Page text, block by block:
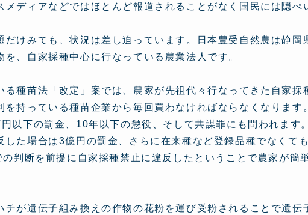
メディアなどではほとんど報道されることがなく国民には隠ぺ
だけみても、状況は差し迫っています。日本豊受自然農は静岡
を、自家採種中心に行なっている農業法人です。
る種苗法「改定」案では、農家が先祖代々行なってきた自家採
を持っている種苗企業から毎回買わなければならなくなります
以下の罰金、10年以下の懲役、そして共謀罪にも問われます
した場合は3億円の罰金、さらに在来種など登録品種でなくて
判断を前提に自家採種禁止に違反したということで農家が簡
チが遺伝子組み換えの作物の花粉を運び受粉されることで遺伝